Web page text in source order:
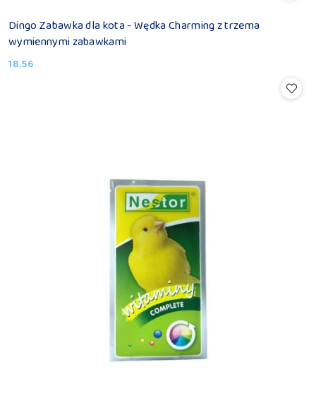
Dingo Zabawka dla kota - Wędka Charming z trzema
wymiennymi zabawkami
Cena:
18.56